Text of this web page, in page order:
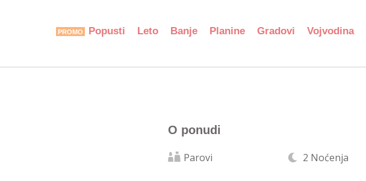
Popusti Leto Banje Planine Gradovi Vojvodina
O ponudi
Parovi 2 Noćenja